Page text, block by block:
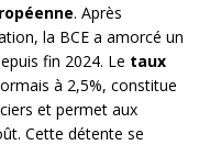
. Après
la BCE a amorcé un
fin 2024. Le taux
à 2,5%, constitue
et permet aux
Cette détente se